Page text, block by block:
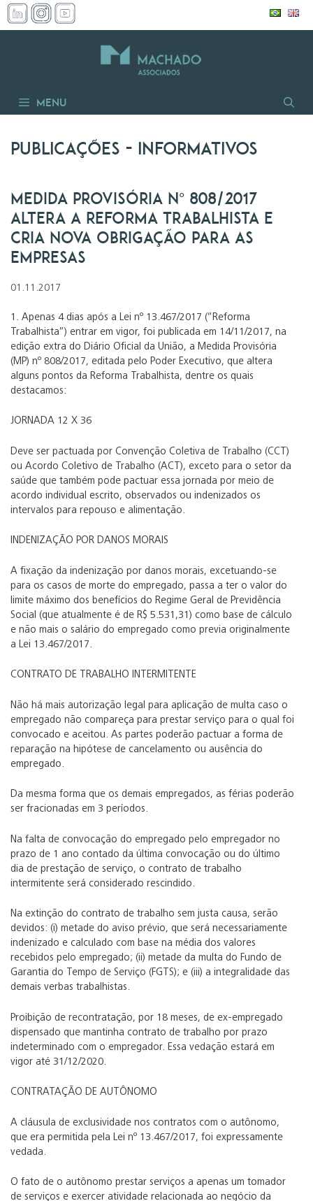
Pular
para
Menu
Publicações - informativos
Medida Provisória Nº 808/2017
altera a reforma trabalhista e
cria nova obrigação para as
empresas
01.11.2017
1. Apenas 4 dias após a Lei nº 13.467/2017 (“Reforma
Trabalhista”) entrar em vigor, foi publicada em 14/11/2017, na
edição extra do Diário Oficial da União, a Medida Provisória
(MP) nº 808/2017, editada pelo Poder Executivo, que altera
alguns pontos da Reforma Trabalhista, dentre os quais
destacamos:
JORNADA 12 X 36
Deve ser pactuada por Convenção Coletiva de Trabalho (CCT)
ou Acordo Coletivo de Trabalho (ACT), exceto para o setor da
saúde que também pode pactuar essa jornada por meio de
acordo individual escrito, observados ou indenizados os
intervalos para repouso e alimentação.
INDENIZAÇÃO POR DANOS MORAIS
A fixação da indenização por danos morais, excetuando-se
para os casos de morte do empregado, passa a ter o valor do
limite máximo dos benefícios do Regime Geral de Previdência
Social (que atualmente é de R$ 5.531,31) como base de cálculo
e não mais o salário do empregado como previa originalmente
a Lei 13.467/2017.
CONTRATO DE TRABALHO INTERMITENTE
Não há mais autorização legal para aplicação de multa caso o
empregado não compareça para prestar serviço para o qual foi
convocado e aceitou. As partes poderão pactuar a forma de
reparação na hipótese de cancelamento ou ausência do
empregado.
Da mesma forma que os demais empregados, as férias poderão
ser fracionadas em 3 períodos.
Na falta de convocação do empregado pelo empregador no
prazo de 1 ano contado da última convocação ou do último
dia de prestação de serviço, o contrato de trabalho
intermitente será considerado rescindido.
Na extinção do contrato de trabalho sem justa causa, serão
devidos: (i) metade do aviso prévio, que será necessariamente
indenizado e calculado com base na média dos valores
recebidos pelo empregado; (ii) metade da multa do Fundo de
Garantia do Tempo de Serviço (FGTS); e (iii) a integralidade das
demais verbas trabalhistas.
Proibição de recontratação, por 18 meses, de ex-empregado
dispensado que mantinha contrato de trabalho por prazo
indeterminado com o empregador. Essa vedação estará em
vigor até 31/12/2020.
CONTRATAÇÃO DE AUTÔNOMO
A cláusula de exclusividade nos contratos com o autônomo,
que era permitida pela Lei nº 13.467/2017, foi expressamente
vedada.
O fato de o autônomo prestar serviços a apenas um tomador
de serviços e exercer atividade relacionada ao negócio da